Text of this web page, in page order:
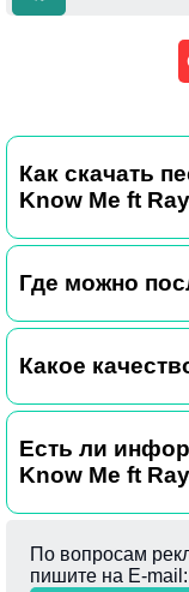
Как скачать
Know Me ft
Где можно
Какое
Есть ли
Know Me ft
По вопросам
пишите на E-mail: